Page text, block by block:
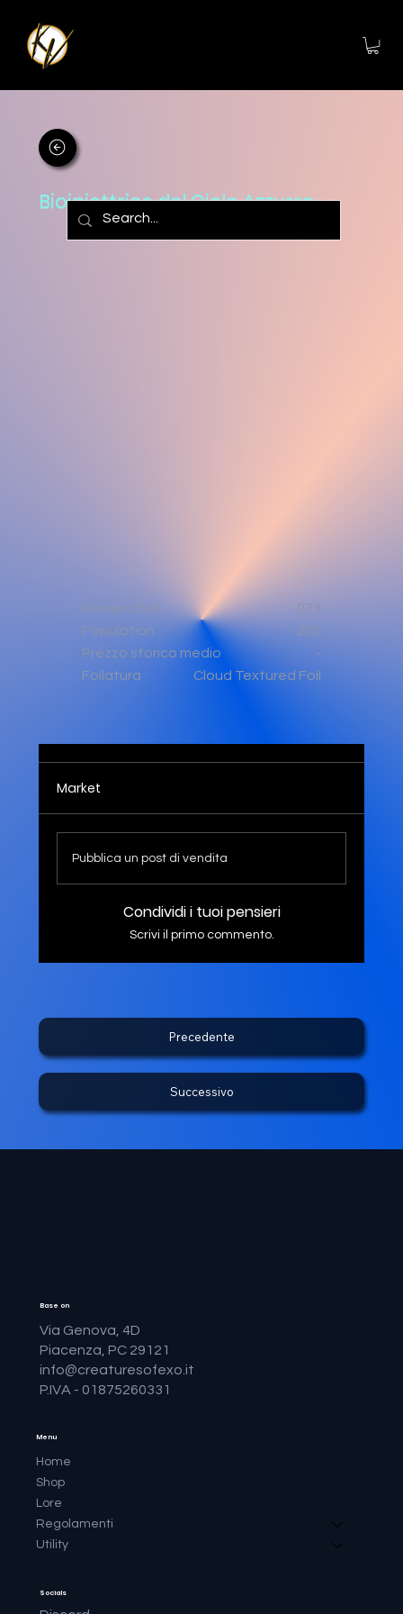
Bioiniettrice del Cielo Azzurro
Numero Set
Population
Prezzo storico medio
Foilatura
073
250
-
Cloud Textured Foil
Precedente
Successivo
Market
Pubblica un post di vendita
Condividi i tuoi pensieri
Scrivi il primo commento.
Via Genova, 4D
Piacenza, PC 29121
info@creaturesofexo.it
P.IVA - 01875260331
Base on
Menu
Home
Shop
Lore
Regolamenti
Utility
Socials